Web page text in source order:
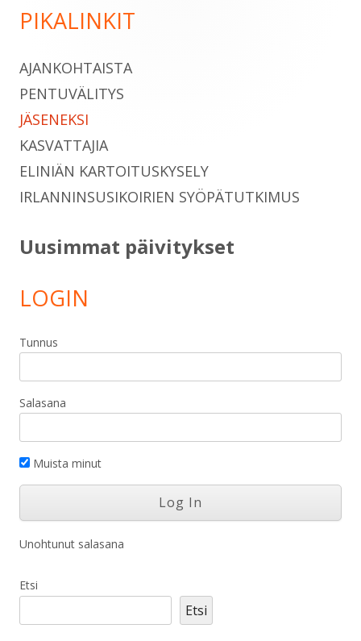
Sivupalkki
PIKALINKIT
AJANKOHTAISTA
PENTUVÄLITYS
JÄSENEKSI
KASVATTAJIA
ELINIÄN KARTOITUSKYSELY
IRLANNINSUSIKOIRIEN SYÖPÄTUTKIMUS
Uusimmat päivitykset
LOGIN
Tunnus
Salasana
Muista minut
Unohtunut salasana
Etsi
Etsi